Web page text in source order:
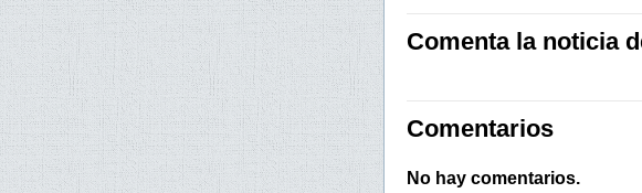
Comenta la noticia
Comentarios
No hay comentarios.